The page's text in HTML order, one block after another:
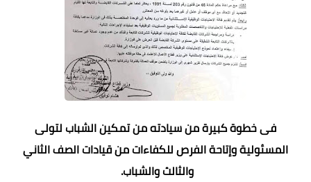
فى خطوة كبيرة من سيادته من تمكين الشباب لتولى
المسئولية وإتاحة الفرص للكفاءات من قيادات الصف الثاني
والثالث والشباب.